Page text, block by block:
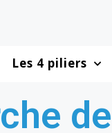
Les 4 piliers